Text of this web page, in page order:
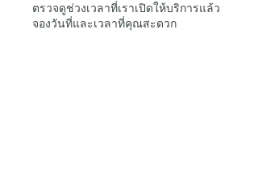
ตรวจดูช่วงเวลาที่เราเปิดให้บริการแล้ว
จองวันที่และเวลาที่คุณสะดวก